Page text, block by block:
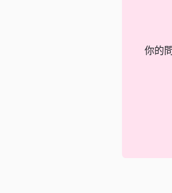
你的